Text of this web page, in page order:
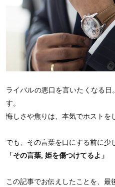
ライバルの悪口を言いたくなる
す。
悔しさや焦りは、本気でホストを
でも、その言葉を口にする前に少
「その言葉, 姫を傷つけてるよ」
この記事でお伝えしたことを、最